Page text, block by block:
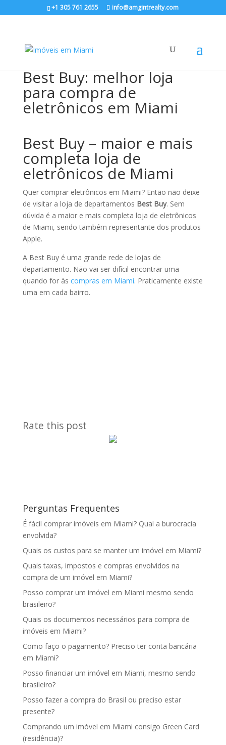
+1 305 761 2655 info@amgintrealty.com
Best Buy: melhor loja
para compra de
eletrônicos em Miami
Best Buy – maior e mais
completa loja de
eletrônicos de Miami
Quer comprar eletrônicos em Miami? Então não deixe
de visitar a loja de departamentos Best Buy. Sem
dúvida é a maior e mais completa loja de eletrônicos
de Miami, sendo também representante dos produtos
Apple.
A Best Buy é uma grande rede de lojas de
departamento. Não vai ser difícil encontrar uma
quando for às compras em Miami. Praticamente existe
uma em cada bairro.
Rate this post
Perguntas Frequentes
É fácil comprar imóveis em Miami? Qual a burocracia
envolvida?
Quais os custos para se manter um imóvel em Miami?
Quais taxas, impostos e compras envolvidos na
compra de um imóvel em Miami?
Posso comprar um imóvel em Miami mesmo sendo
brasileiro?
Quais os documentos necessários para compra de
imóveis em Miami?
Como faço o pagamento? Preciso ter conta bancária
em Miami?
Posso financiar um imóvel em Miami, mesmo sendo
brasileiro?
Posso fazer a compra do Brasil ou preciso estar
presente?
Comprando um imóvel em Miami consigo Green Card
(residência)?